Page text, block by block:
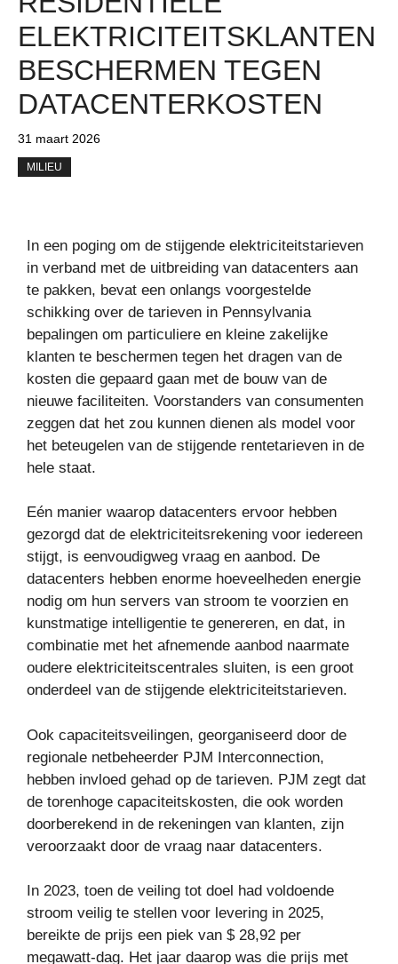
ELEKTRICITEITSKLANTEN
BESCHERMEN TEGEN
DATACENTERKOSTEN
31 maart 2026
MILIEU
In een poging om de stijgende elektriciteitstarieven
in verband met de uitbreiding van datacenters aan
te pakken, bevat een onlangs voorgestelde
schikking over de tarieven in Pennsylvania
bepalingen om particuliere en kleine zakelijke
klanten te beschermen tegen het dragen van de
kosten die gepaard gaan met de bouw van de
nieuwe faciliteiten. Voorstanders van consumenten
zeggen dat het zou kunnen dienen als model voor
het beteugelen van de stijgende rentetarieven in de
hele staat.
Eén manier waarop datacenters ervoor hebben
gezorgd dat de elektriciteitsrekening voor iedereen
stijgt, is eenvoudigweg vraag en aanbod. De
datacenters hebben enorme hoeveelheden energie
nodig om hun servers van stroom te voorzien en
kunstmatige intelligentie te genereren, en dat, in
combinatie met het afnemende aanbod naarmate
oudere elektriciteitscentrales sluiten, is een groot
onderdeel van de stijgende elektriciteitstarieven.
Ook capaciteitsveilingen, georganiseerd door de
regionale netbeheerder PJM Interconnection,
hebben invloed gehad op de tarieven. PJM zegt dat
de torenhoge capaciteitskosten, die ook worden
doorberekend in de rekeningen van klanten, zijn
veroorzaakt door de vraag naar datacenters.
In 2023, toen de veiling tot doel had voldoende
stroom veilig te stellen voor levering in 2025,
bereikte de prijs een piek van $ 28,92 per
megawatt-dag. Het jaar daarop was die prijs met